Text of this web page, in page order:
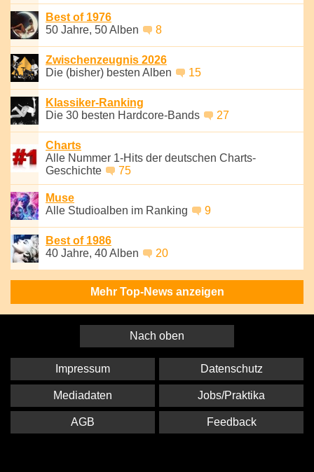
Best of 1976
50 Jahre, 50 Alben
8
Zwischenzeugnis 2026
Die (bisher) besten Alben
15
Klassiker-Ranking
Die 30 besten Hardcore-Bands
27
Charts
Alle Nummer 1-Hits der deutschen Charts-
Geschichte
75
Muse
Alle Studioalben im Ranking
9
Best of 1986
40 Jahre, 40 Alben
20
Mehr Top-News anzeigen
Nach oben
Impressum Datenschutz
Mediadaten Jobs/Praktika
AGB Feedback